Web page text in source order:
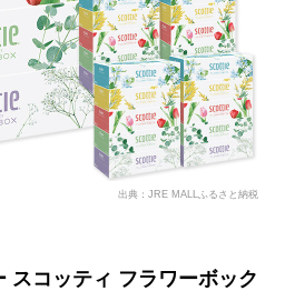
出典：JRE MALLふるさと納税
スコッティ フラワーボック